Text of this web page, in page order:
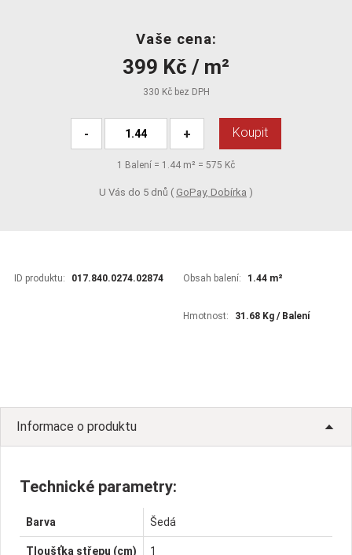
Vaše cena:
399 Kč / m²
330 Kč bez DPH
- + Koupit
1 Balení = 1.44 m² = 575 Kč
U Vás do 5 dnů ( GoPay, Dobírka )
ID produktu: 017.840.0274.02874 Obsah balení: 1.44 m²
Hmotnost: 31.68 Kg / Balení
Informace o produktu
Technické parametry:
Barva Šedá
Tloušťka střepu (cm) 1